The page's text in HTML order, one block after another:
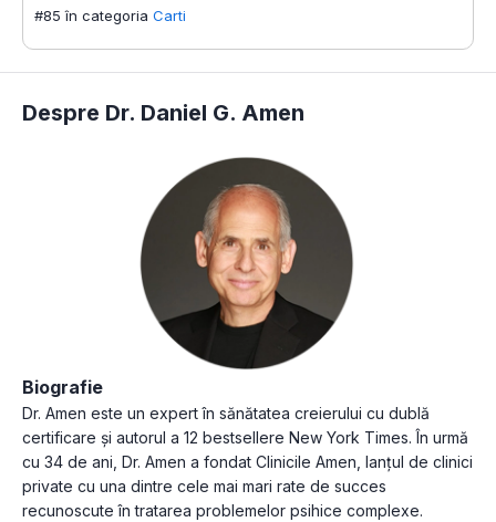
#85 în categoria Carti
Despre Dr. Daniel G. Amen
Biografie
Dr. Amen este un expert în sănătatea creierului cu dublă
certificare și autorul a 12 bestsellere New York Times. În urmă
cu 34 de ani, Dr. Amen a fondat Clinicile Amen, lanțul de clinici
private cu una dintre cele mai mari rate de succes
recunoscute în tratarea problemelor psihice complexe.